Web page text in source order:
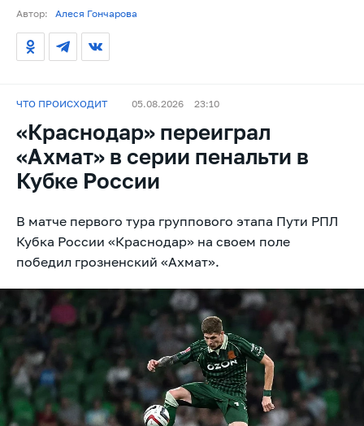
Автор: Алеся Гончарова
ЧТО ПРОИСХОДИТ 05.08.2026 23:10
«Краснодар» переиграл
«Ахмат» в серии пенальти в
Кубке России
В матче первого тура группового этапа Пути РПЛ
Кубка России «Краснодар» на своем поле
победил грозненский «Ахмат».